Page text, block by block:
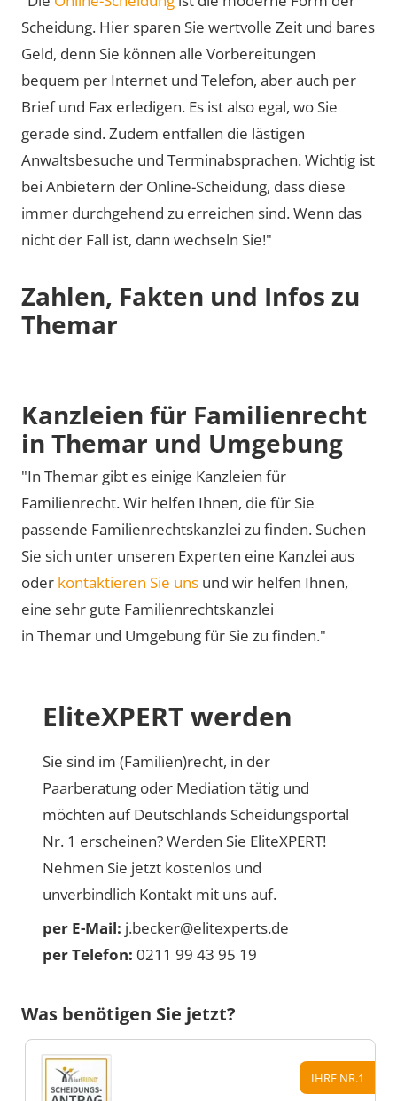
Scheidung. Hier sparen Sie wertvolle Zeit und bares
Geld, denn Sie können alle Vorbereitungen
bequem per Internet und Telefon, aber auch per
Brief und Fax erledigen. Es ist also egal, wo Sie
gerade sind. Zudem entfallen die lästigen
Anwaltsbesuche und Terminabsprachen. Wichtig ist
bei Anbietern der Online-Scheidung, dass diese
immer durchgehend zu erreichen sind. Wenn das
nicht der Fall ist, dann wechseln Sie!"
Zahlen, Fakten und Infos zu
Themar
Kanzleien für Familienrecht
in Themar und Umgebung
"In Themar gibt es einige Kanzleien für
Familienrecht. Wir helfen Ihnen, die für Sie
passende Familienrechtskanzlei zu finden. Suchen
Sie sich unter unseren Experten eine Kanzlei aus
oder kontaktieren Sie uns und wir helfen Ihnen,
eine sehr gute Familienrechtskanzlei
in Themar und Umgebung für Sie zu finden."
EliteXPERT werden
Sie sind im (Familien)recht, in der
Paarberatung oder Mediation tätig und
möchten auf Deutschlands Scheidungsportal
Nr. 1 erscheinen? Werden Sie EliteXPERT!
Nehmen Sie jetzt kostenlos und
unverbindlich Kontakt mit uns auf.
per E-Mail: j.becker@elitexperts.de
per Telefon: 0211 99 43 95 19
Was benötigen Sie jetzt?
IHRE NR.1